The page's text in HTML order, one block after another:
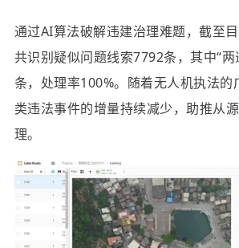
通过AI算法破解违建治理难题，截至
共识别疑似问题线索7792条，其中“
条，处理率100%。随着无人机执法的
类违法事件的增量持续减少，助推从
理。